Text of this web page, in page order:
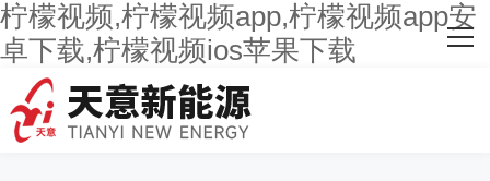
柠檬视频,柠檬视频app,柠檬视频app安
卓下载,柠檬视频ios苹果下载
网站首页
关于柠檬视频
主营产品